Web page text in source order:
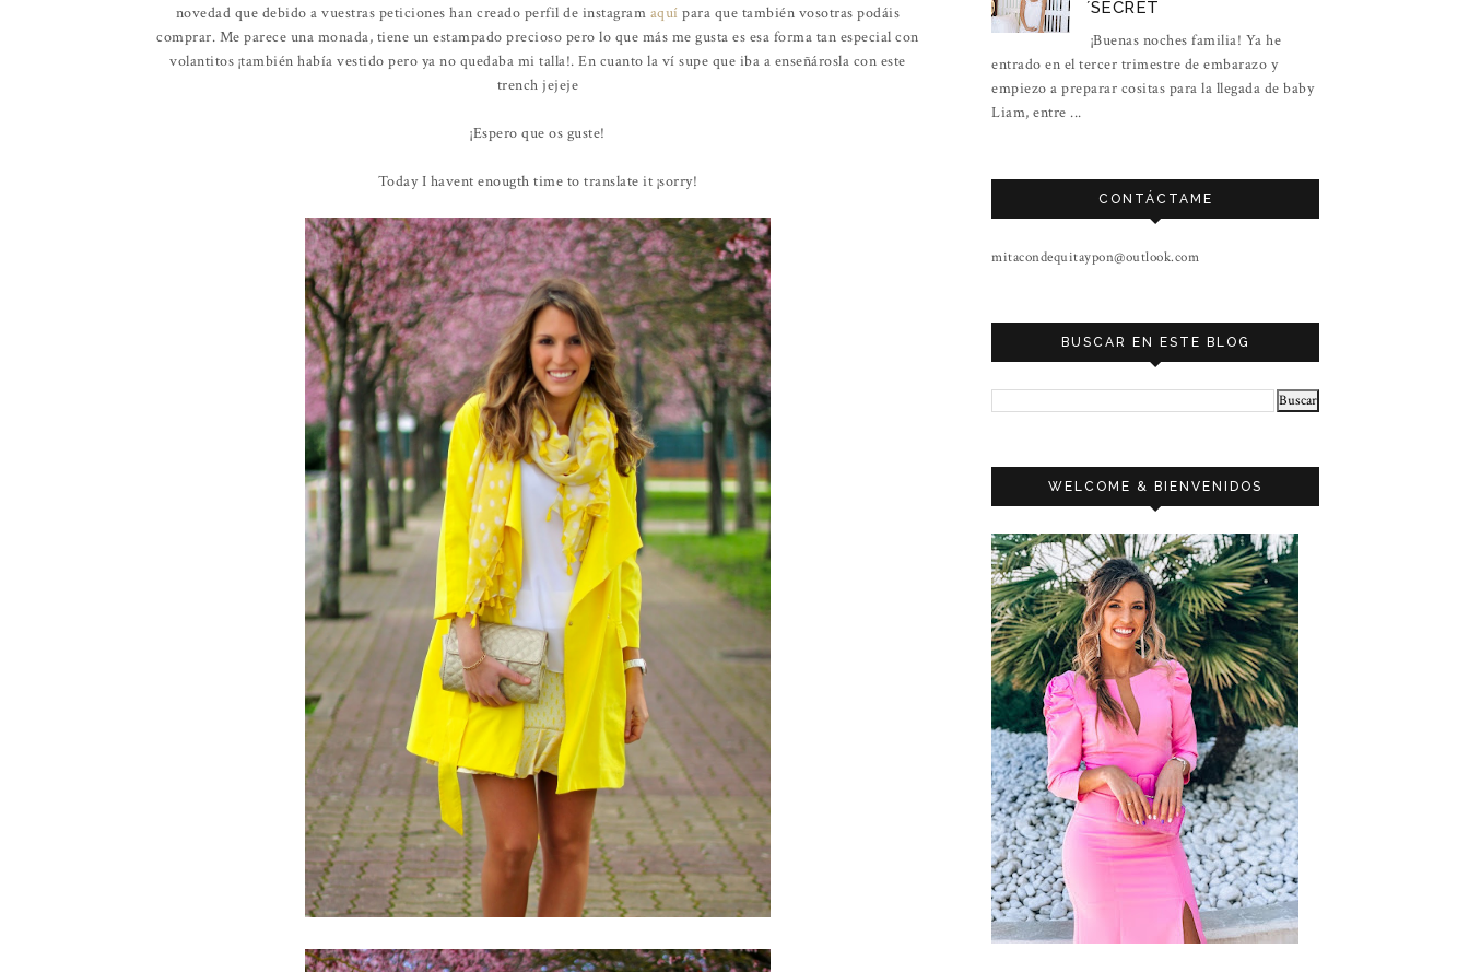
novedad que debido a vuestras peticiones han creado perfil de instagram aquí para que también vosotras podáis
comprar. Me parece una monada, tiene un estampado precioso pero lo que más me gusta es esa forma tan especial con
volantitos ¡también había vestido pero ya no quedaba mi talla!. En cuanto la ví supe que iba a enseñárosla con este
trench jejeje
¡Espero que os guste!
Today I havent enougth time to translate it ¡sorry!
´SECRET
¡Buenas noches familia! Ya he
entrado en el tercer trimestre de embarazo y
empiezo a preparar cositas para la llegada de baby
Liam, entre ...
CONTÁCTAME
mitacondequitaypon@outlook.com
BUSCAR EN ESTE BLOG
WELCOME & BIENVENIDOS